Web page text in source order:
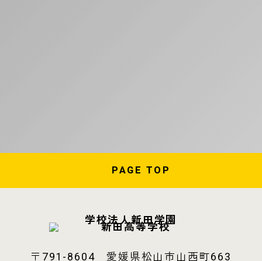
PAGE TOP
学校法人新田学園
〒791-8604 愛媛県松山市山西町663